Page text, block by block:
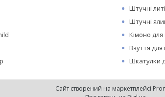
Штучні
Штучні
Кімоно
Взуття для
Шкатулки
Сайт створений на маркетплейсі